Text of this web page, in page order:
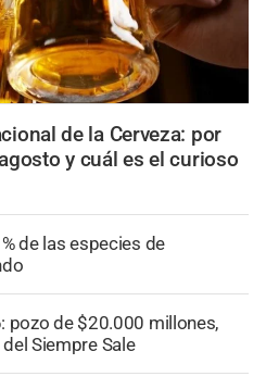
de la Cerveza: por
y cuál es el curioso
de las especies de
pozo de $20.000 millones,
Siempre Sale